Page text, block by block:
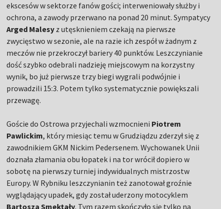
ekscesów w sektorze fanów gości; interweniowały służby i
ochrona, a zawody przerwano na ponad 20 minut. Sympatycy
Arged Malesy z utęsknieniem czekają na pierwsze
zwycięstwo w sezonie, ale na razie ich zespół w żadnym z
meczów nie przekroczył bariery 40 punktów. Leszczynianie
dość szybko odebrali nadzieję miejscowym na korzystny
wynik, bo już pierwsze trzy biegi wygrali podwójnie i
prowadzili 15:3. Potem tylko systematycznie powiększali
przewagę.
Goście do Ostrowa przyjechali wzmocnieni Piotrem
Pawlickim, który miesiąc temu w Grudziądzu zderzył się z
zawodnikiem GKM Nickim Pedersenem. Wychowanek Unii
doznała złamania obu łopatek i na tor wrócił dopiero w
sobotę na pierwszy turniej indywidualnych mistrzostw
Europy. W Rybniku leszczynianin też zanotował groźnie
wyglądający upadek, gdy został uderzony motocyklem
Bartosza Smektały. Tym razem skończyło się tylko na